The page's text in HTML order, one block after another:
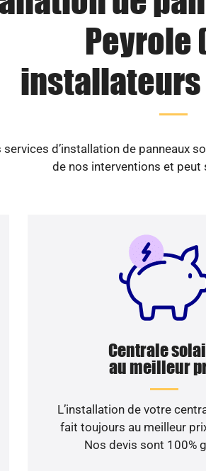
Peyrole
d’installation de
de nos interventions et peut
Centrale
au meilleur
L’installation de votre
fait toujours au meilleur
Nos devis sont 100%